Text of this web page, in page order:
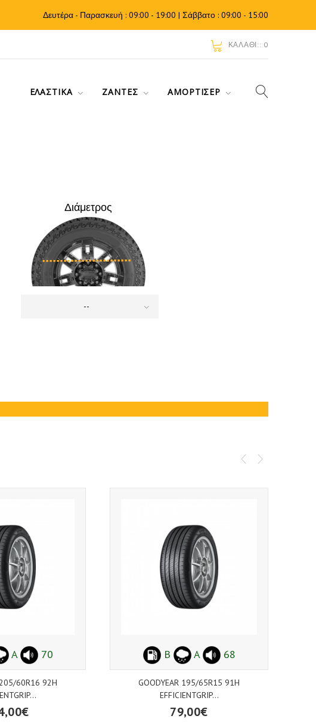
Δευτέρα - Παρασκευή : 09:00 - 19:00 | Σάββατο : 09:00 - 15:00
ΚΑΛΆΘΙ:: 0
ΕΛΑΣΤΙΚΆ ΖΆΝΤΕΣ ΑΜΟΡΤΙΣΈΡ
Διάμετρος
--
A 70
60R16 92H
B A 68
GOODYEAR 195/65R15 91H
EFFICIENTGRIP...
79,00€